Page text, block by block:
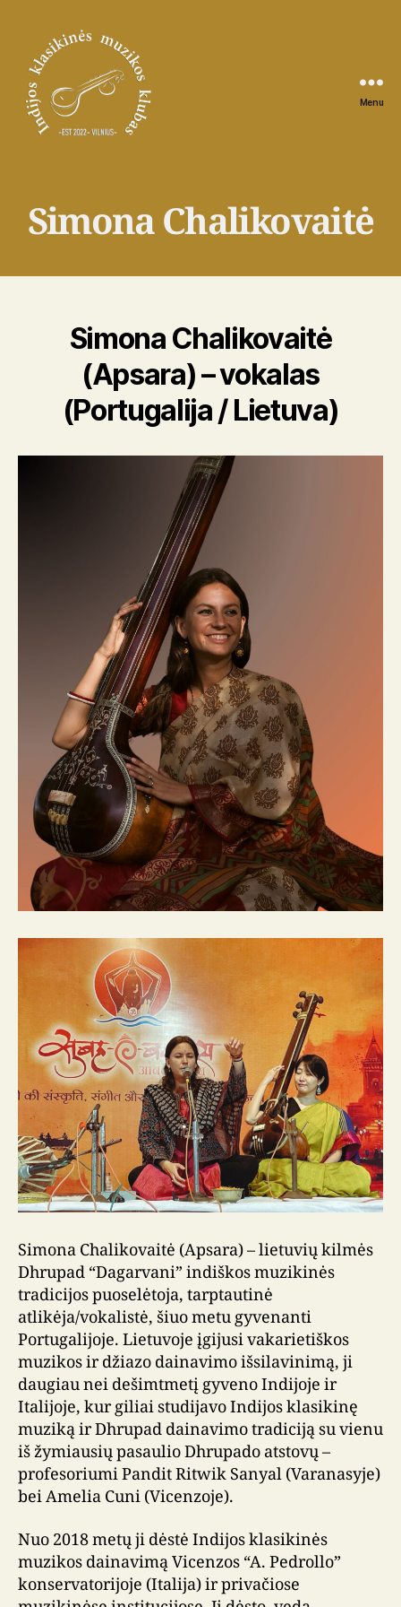
klubas
Menu
Simona Chalikovaitė
Simona Chalikovaitė
(Apsara) – vokalas
(Portugalija / Lietuva)
Simona Chalikovaitė (Apsara) – lietuvių kilmės
Dhrupad “Dagarvani” indiškos muzikinės
tradicijos puoselėtoja, tarptautinė
atlikėja/vokalistė, šiuo metu gyvenanti
Portugalijoje. Lietuvoje įgijusi vakarietiškos
muzikos ir džiazo dainavimo išsilavinimą, ji
daugiau nei dešimtmetį gyveno Indijoje ir
Italijoje, kur giliai studijavo Indijos klasikinę
muziką ir Dhrupad dainavimo tradiciją su vienu
iš žymiausių pasaulio Dhrupado atstovų –
profesoriumi Pandit Ritwik Sanyal (Varanasyje)
bei Amelia Cuni (Vicenzoje).
Nuo 2018 metų ji dėstė Indijos klasikinės
muzikos dainavimą Vicenzos “A. Pedrollo”
konservatorijoje (Italija) ir privačiose